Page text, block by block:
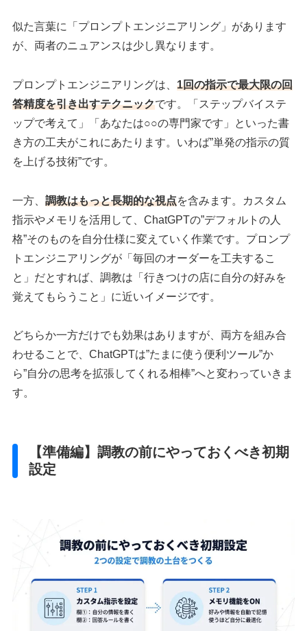
似た言葉に「プロンプトエンジニアリング」があります
が、両者のニュアンスは少し異なります。
プロンプトエンジニアリングは、1回の指示で最大限の回
答精度を引き出すテクニックです。「ステップバイステ
ップで考えて」「あなたは○○の専門家です」といった書
き方の工夫がこれにあたります。いわば”単発の指示の質
を上げる技術”です。
一方、調教はもっと長期的な視点を含みます。カスタム
指示やメモリを活用して、ChatGPTの”デフォルトの人
格”そのものを自分仕様に変えていく作業です。プロンプ
トエンジニアリングが「毎回のオーダーを工夫するこ
と」だとすれば、調教は「行きつけの店に自分の好みを
覚えてもらうこと」に近いイメージです。
どちらか一方だけでも効果はありますが、両方を組み合
わせることで、ChatGPTは”たまに使う便利ツール”か
ら”自分の思考を拡張してくれる相棒”へと変わっていきま
す。
【準備編】調教の前にやっておくべき初期
設定